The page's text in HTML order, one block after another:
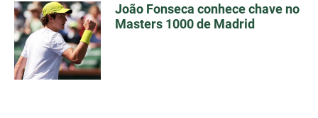
João Fonseca conhece chave no
Masters 1000 de Madrid